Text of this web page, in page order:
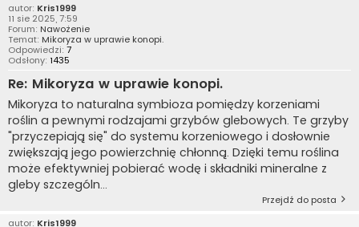
autor: Kris1999
11 sie 2025, 7:59
Forum: Nawożenie
Temat: Mikoryza w uprawie konopi.
Odpowiedzi: 7
Odsłony: 1435
Re: Mikoryza w uprawie konopi.
Mikoryza to naturalna symbioza pomiędzy korzeniami
roślin a pewnymi rodzajami grzybów glebowych. Te grzyby
"przyczepiają się" do systemu korzeniowego i dosłownie
zwiększają jego powierzchnię chłonną. Dzięki temu roślina
może efektywniej pobierać wodę i składniki mineralne z
gleby szczególn...
Przejdź do posta
autor: Kris1999